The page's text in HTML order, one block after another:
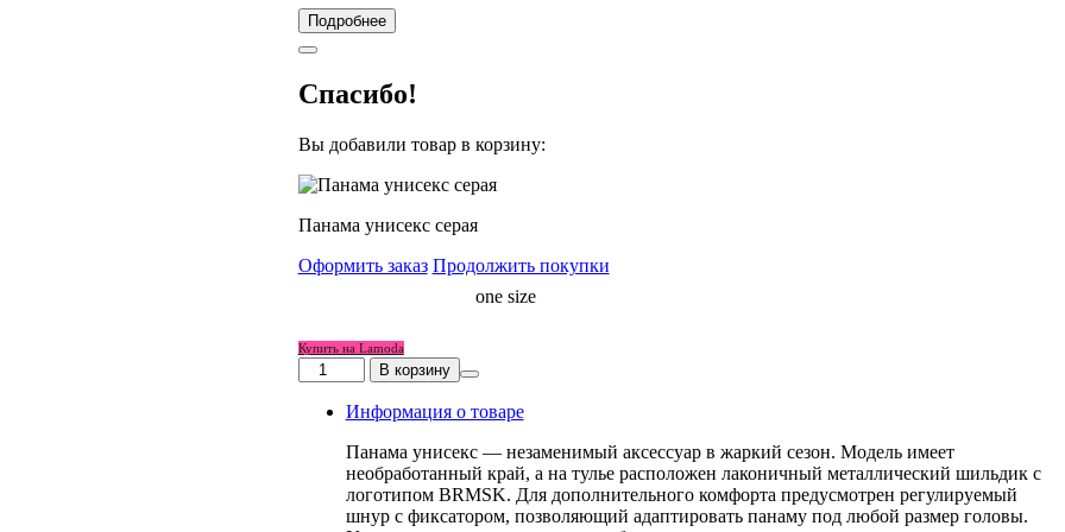
Подробнее
Спасибо!
Вы добавили товар в корзину:
Панама унисекс серая
Оформить заказ Продолжить покупки
one size
Купить на Lamoda
Количество
товара
Панама
В корзину
Информация о товаре
Панама унисекс — незаменимый аксессуар в жаркий сезон. Модель имеет
необработанный край, а на тулье расположен лаконичный металлический шильдик с
логотипом BRMSK. Для дополнительного комфорта предусмотрен регулируемый
шнур с фиксатором, позволяющий адаптировать панаму под любой размер головы.